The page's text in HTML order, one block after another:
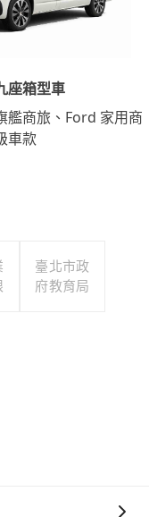
座箱型車
艦商旅、Ford 家用商
車款
臺北市政
府教育局